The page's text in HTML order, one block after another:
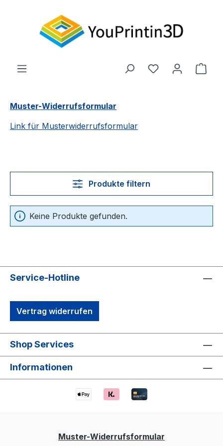
Du hast 0
Muster-Widerrufsformular
Link für Musterwiderrufsformular
Produkte filtern
Keine Produkte gefunden.
Service-Hotline
Vertrag widerrufen
Shop Services
Informationen
Muster-Widerrufsformular